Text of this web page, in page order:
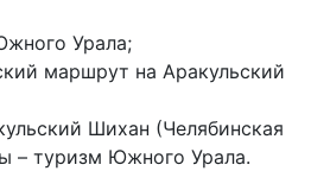
Урала;
маршрут на Аракульский
Шихан (Челябинская
– туризм Южного Урала.